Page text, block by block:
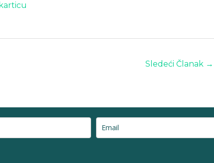
Sledeći Članak →